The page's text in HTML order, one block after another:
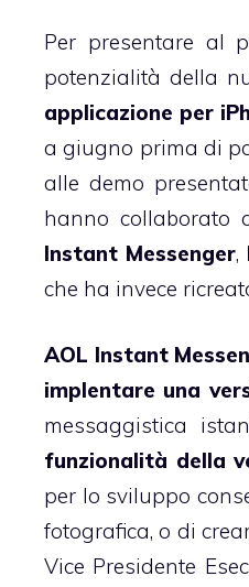
Per presentare al
potenzialità della
applicazione per
a giugno prima di
alle demo
hanno collaborato
Instant Messenger,
che ha invece
AOL Instant
implentare una
messaggistica
funzionalità della
per lo sviluppo
fotografica, o di
Vice Presidente